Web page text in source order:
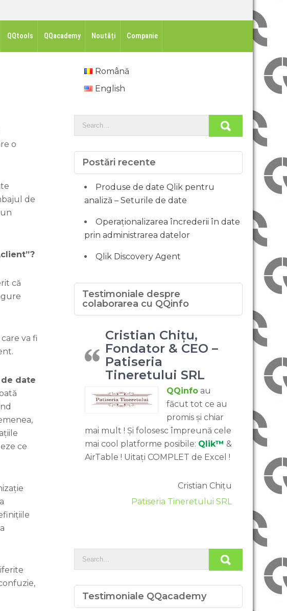
QQtools QQacademy Noutăți Companie
o
de
că
care va fi
de date
ce
Română
English
Postări recente
Produse de date Qlik pentru
analiză – Seturile de date
Operaționalizarea încrederii în date
prin administrarea datelor
Qlik Discovery Agent
Testimoniale despre
colaborarea cu QQinfo
Cristian Chițu,
Fondator & CEO –
Patiseria
Tineretului SRL
QQinfo au
făcut tot ce au
promis și chiar
mai mult ! Și folosesc împreună cele
mai cool platforme posibile: Qlik™ &
AirTable ! Uitați COMPLET de Excel !
Cristian Chițu
Patiseria Tineretului SRL
Testimoniale QQacademy